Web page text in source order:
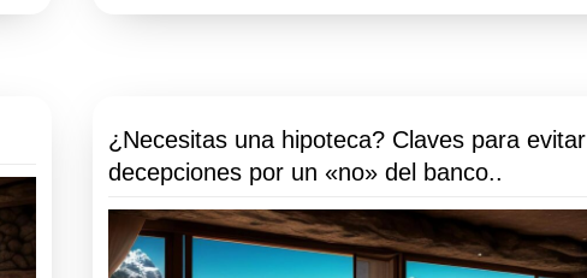
¿Necesitas una hipoteca? Claves para evitar
decepciones por un «no» del banco..